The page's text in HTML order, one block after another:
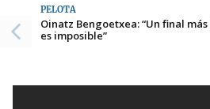
PELOTA
Oinatz Bengoetxea: “Un final
es imposible”